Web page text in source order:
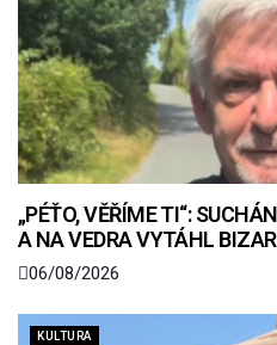
„PÉŤO, VĚŘÍME TI“:
A NA VEDRA VYTÁHL
06/08/2026
KULTURA